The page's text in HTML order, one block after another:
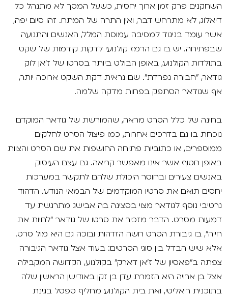
השחקנים פרק זמן ארוך יחסית, כשעל המסך לא מתנהל כל
דיאלוג, לא מתרחש דבר, ואין התרה של המתח. זהו סיום יפה,
אשר עומד בניגוד למסיבה עמוסת המלל, האנשים והתנועה
שבפתיחה. יש בו גם הרמז קולנועי לדקות קודמות של שקט
בתולדות הקולנוע, באופן הבולט ביותר בסרטו של ז'אן לוק
גודאר, "חבורה נפרדת". שם נראית דקת השקט ארוכה יותר,
אף שגודאר הסתפק בפחות מדקה שלמה.
בחינה של כלל הסרט מראה, שהמורשת של גודאר המוקדם
נוכחת בו גם בדרכים אחרות, כמו פיצול הסרט לחלקים
ממוספרים, או כתוביות פתיחה החושפות את שם הסרט והצוות
באופן חטוף אשר אינו מאפשר קריאה. גם עצם העיסוק
באנשים צעירים ובחוסר היכולת שלהם לתקשר במערכות
יחסים תואם את סרטיו המוקדמים של הבמאי הנודע. הדהוד
נרטיבי נוסף לגודאר מצוי בסצינה בה אבישג מתרגשת עד
דמעות מסרט. הדבר מזכיר את סרטו של גודאר "לחיות את
חייה", בו גיבורת הסרט חשה הזדהות ובוכה גם היא מול סרט.
אלא שיש הבדל בין סוגי הסרטים: בעוד אצל גודאר הגיבורה
צפתה ב"פאסיון של ז'אן דארק" בקולנוע, הקדושה המקבילה
אצל בן ארויה היא הזמרת עדן בן זקן באודישן הראשון שלה
בתוכנית ריאליטי, ואת בית הקולנוע מחליף ספסל בגינת